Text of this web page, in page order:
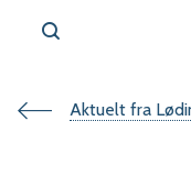
Du
Aktuelt fra